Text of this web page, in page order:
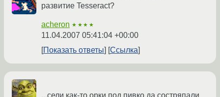
развитие Tesseract?
acheron ★★★★
11.04.2007 05:41:04 +00:00
Показать ответы
Ссылка